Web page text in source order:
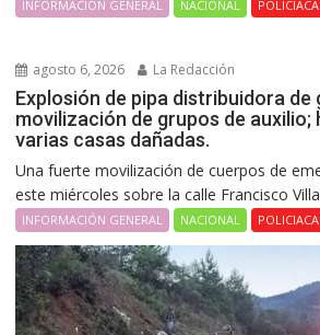
INFORMACIÓN GENERAL NACIONAL POLICIACA
agosto 6, 2026 La Redacción
Explosión de pipa distribuidora de
movilización de grupos de auxilio;
varias casas dañadas.
Una fuerte movilización de cuerpos de
este miércoles sobre la calle Francisco
INFORMACIÓN GENERAL NACIONAL POLICIACA